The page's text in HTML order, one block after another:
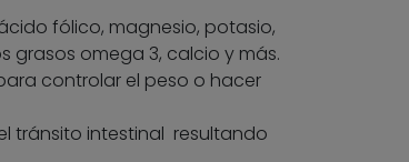
fólico, magnesio, potasio,
grasos omega 3, calcio y más.
controlar el peso o hacer
tránsito intestinal resultando